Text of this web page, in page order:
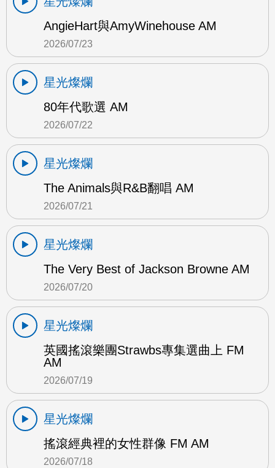
AngieHart與AmyWinehouse AM
2026/07/23
星光燦爛
80年代歌選 AM
2026/07/22
星光燦爛
The Animals與R&B翻唱 AM
2026/07/21
星光燦爛
The Very Best of Jackson Browne AM
2026/07/20
星光燦爛
英國搖滾樂團Strawbs專集選曲上 FM
AM
2026/07/19
星光燦爛
搖滾經典裡的女性群像 FM AM
2026/07/18